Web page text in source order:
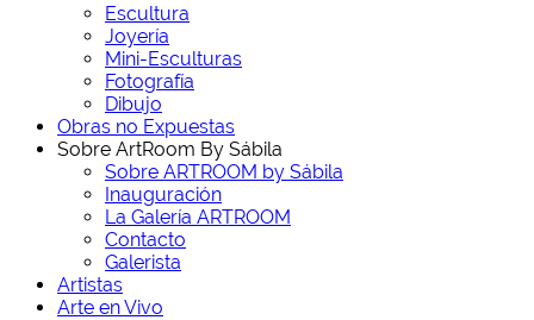
Escultura
Joyería
Mini-Esculturas
Fotografía
Dibujo
Obras no Expuestas
Sobre ArtRoom By Sábila
Sobre ARTROOM by Sábila
Inauguración
La Galería ARTROOM
Contacto
Galerista
Artistas
Arte en Vivo